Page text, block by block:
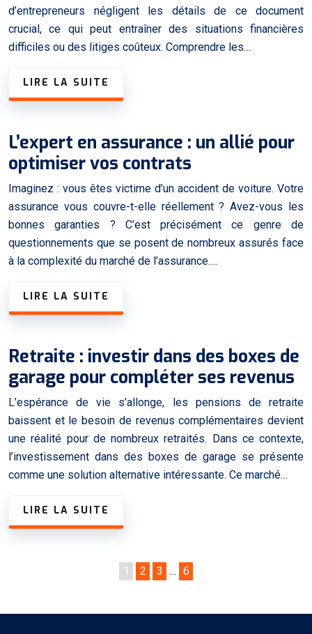
d’entrepreneurs négligent les détails de ce document
crucial, ce qui peut entraîner des situations financières
difficiles ou des litiges coûteux. Comprendre les…
LIRE LA SUITE
L’expert en assurance : un allié pour
optimiser vos contrats
Imaginez : vous êtes victime d’un accident de voiture. Votre
assurance vous couvre-t-elle réellement ? Avez-vous les
bonnes garanties ? C’est précisément ce genre de
questionnements que se posent de nombreux assurés face
à la complexité du marché de l’assurance….
LIRE LA SUITE
Retraite : investir dans des boxes de
garage pour compléter ses revenus
L’espérance de vie s’allonge, les pensions de retraite
baissent et le besoin de revenus complémentaires devient
une réalité pour de nombreux retraités. Dans ce contexte,
l’investissement dans des boxes de garage se présente
comme une solution alternative intéressante. Ce marché…
LIRE LA SUITE
1 2 3 … 6